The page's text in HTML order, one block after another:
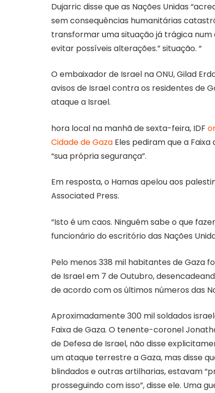
Dujarric disse que as Nações Unidas
sem consequências humanitárias
transformar uma situação já trágica num
evitar possíveis alterações.” situação. “
O embaixador de Israel na ONU, Gilad
avisos de Israel contra os residentes de
ataque a Israel.
hora local na manhã de sexta-feira, IDF
Cidade de Gaza Eles pediram que a
“sua própria segurança”.
Em resposta, o Hamas apelou aos
Associated Press.
“Isto é um caos. Ninguém sabe o que
funcionário do escritório das Nações
Pelo menos 338 mil habitantes de Gaza
de Israel em 7 de Outubro,
de acordo com os últimos números das
Aproximadamente 300 mil soldados
Faixa de Gaza. O tenente-coronel
de Defesa de Israel, não disse
um ataque terrestre a Gaza, mas disse
blindados e outras artilharias, estavam
prosseguindo com isso”, disse ele. Uma